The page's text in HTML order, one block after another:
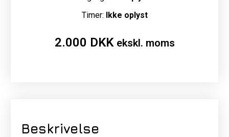
Timer: Ikke oplyst
2.000 DKK ekskl. moms
Beskrivelse